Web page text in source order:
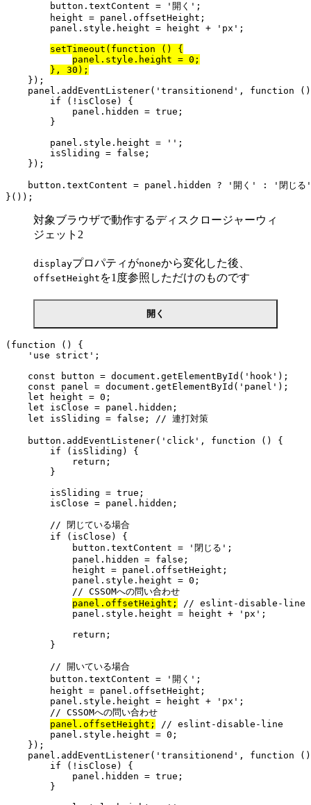
        button.textContent = '開く';
        height = panel.offsetHeight;
        panel.style.height = height + 'px';
setTimeout(function () {
panel.style.height = 0;
}, 30);
    });
panel.addEventListener('transitionend', function
        if (!isClose) {
            panel.hidden = true;
        }
        panel.style.height = '';
        isSliding = false;
    });
button.textContent = panel.hidden ? '開く' : '閉じる
}());
対象ブラウザで動作するディスクロージャーウィ
ジェット2
displayプロパティがnoneから変化した後、
offsetHeight を1度参照しただけのものです
開く
(function () {
    'use strict';
    const button = document.getElementById('hook');
    const panel = document.getElementById('panel');
    let height = 0;
    let isClose = panel.hidden;
    let isSliding = false; // 連打対策
    button.addEventListener('click', function () {
        if (isSliding) {
            return;
        }
        isSliding = true;
        isClose = panel.hidden;
        // 閉じている場合
        if (isClose) {
            button.textContent = '閉じる';
            panel.hidden = false;
            height = panel.offsetHeight;
            panel.style.height = 0;
            // CSSOMへの問い合わせ
panel.offsetHeight;
// eslint-disable-line
            panel.style.height = height + 'px';
            return;
        }
        // 開いている場合
        button.textContent = '開く';
        height = panel.offsetHeight;
        panel.style.height = height + 'px';
        // CSSOMへの問い合わせ
panel.offsetHeight;
// eslint-disable-line
        panel.style.height = 0;
    });
panel.addEventListener('transitionend', function
        if (!isClose) {
            panel.hidden = true;
        }